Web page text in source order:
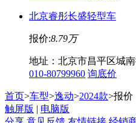
北京睿彤长盛轻型车
报价:8.79万
地址：北京市昌平区城
010-80799960 询底价
首页>车型>逸动>2024款>报价
触屏版 | 电脑版